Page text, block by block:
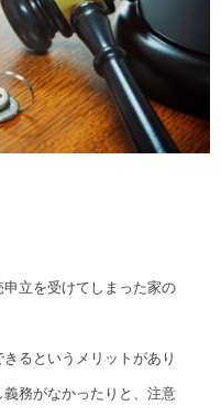
立を受けてしまった家の
るというメリットがあり
務がなかったりと、注意